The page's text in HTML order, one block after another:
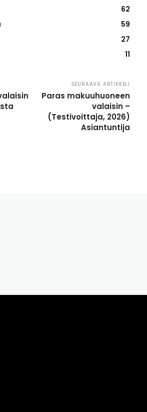
62
59
27
11
SEURAAVA ARTIKKELI
Paras makuuhuoneen
valaisin –
(Testivoittaja, 2026)
Asiantuntija